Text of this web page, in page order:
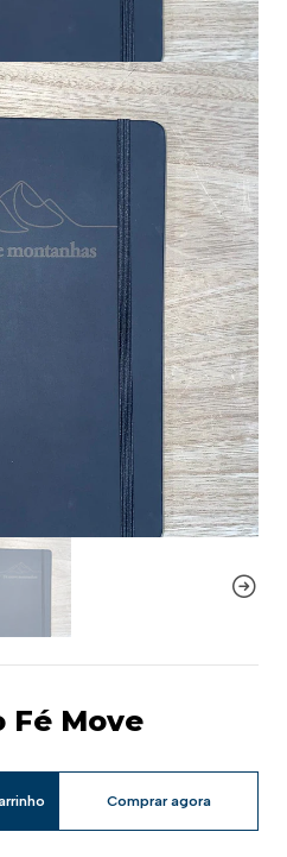
Fé Move
Comprar agora